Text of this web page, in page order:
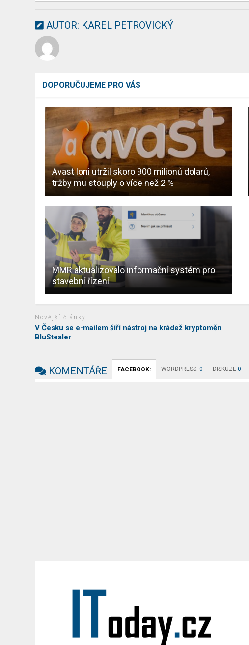
AUTOR: KAREL PETROVICKÝ
DOPORUČUJEME PRO VÁS
Avast loni utržil skoro 900 milionů dolarů,
tržby mu stouply o více než 2 %
MMR aktualizovalo informační systém pro
stavební řízení
Novější články
V Česku se e-mailem šíří nástroj na krádež kryptoměn
BluStealer
KOMENTÁŘE FACEBOOK: WORDPRESS:0 DISKUZE0